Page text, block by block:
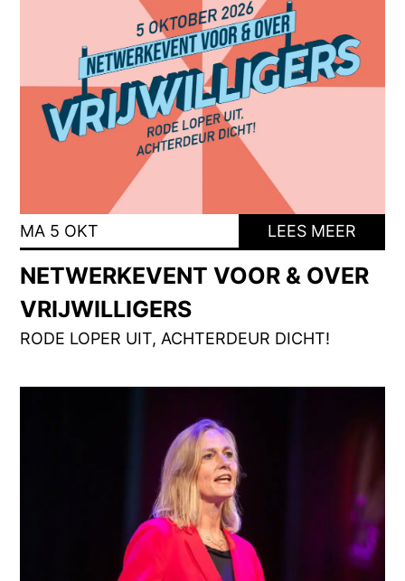
MA 5 OKT LEES MEER
NETWERKEVENT VOOR & OVER
VRIJWILLIGERS
RODE LOPER UIT, ACHTERDEUR DICHT!